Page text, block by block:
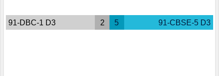
91-DBC-1 D3 2 5 91-CBSE-5 D3